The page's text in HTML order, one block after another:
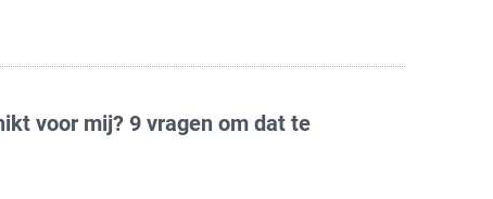
voor mij? 9 vragen om dat te